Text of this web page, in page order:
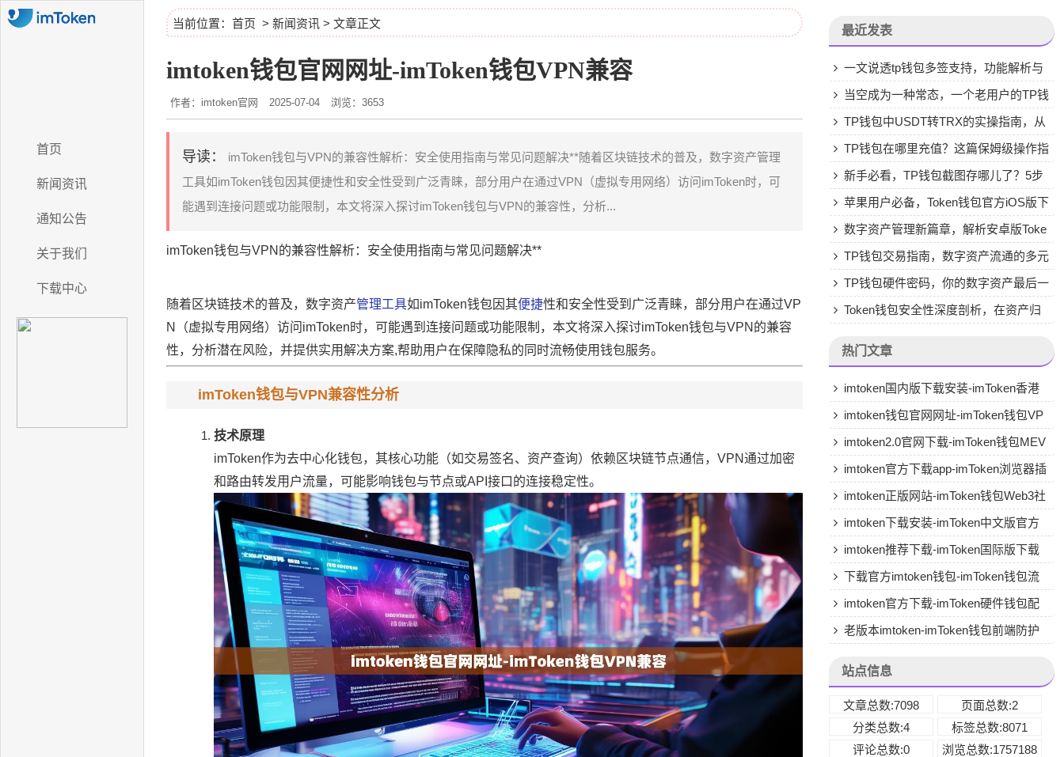
首页
新闻资讯
通知公告
关于我们
下载中心
当前位置： 首页 > 新闻资讯 > 文章正文
imtoken钱包官网网址-imToken钱包VPN兼容
作者：imtoken官网 2025-07-04 浏览：3653
导读：
imToken钱包与VPN的兼容性解析：安全使用指南与常见问题解决**随着区块链技术的普及，数字资产管理
工具如imToken钱包因其便捷性和安全性受到广泛青睐，部分用户在通过VPN（虚拟专用网络）访问imToken时，可
能遇到连接问题或功能限制，本文将深入探讨imToken钱包与VPN的兼容性，分析...
imToken钱包与VPN的兼容性解析：安全使用指南与常见问题解决**
随着区块链技术的普及，数字资产管理工具如imToken钱包因其便捷性和安全性受到广泛青睐，部分用户在通过VP
N（虚拟专用网络）访问imToken时，可能遇到连接问题或功能限制，本文将深入探讨imToken钱包与VPN的兼容
性，分析潜在风险，并提供实用解决方案,帮助用户在保障隐私的同时流畅使用钱包服务。
imToken钱包与VPN兼容性分析
技术原理
imToken作为去中心化钱包，其核心功能（如交易签名、资产查询）依赖区块链节点通信，VPN通过加密
和路由转发用户流量，可能影响钱包与节点或API接口的连接稳定性。
最近发表
一文说透tp钱包多签支持，功能解析与
使用权指南
当空成为一种常态，一个老用户的TP钱
包告别手记
TP钱包中USDT转TRX的实操指南，从
兑换到规避损耗的底层逻辑
TP钱包在哪里充值？这篇保姆级操作指
南帮你轻松搞定链上资产
新手必看，TP钱包截图存哪儿了？5步
教你精准锁定不被坑
苹果用户必备，Token钱包官方iOS版下
载指南与安全使用心得
数字资产管理新篇章，解析安卓版Toke
n钱包的安全下载与使用逻辑
TP钱包交易指南，数字资产流通的多元
路径TP钱包硬件密码，你的数字资产最后一
道物理防线怎么用？
Token钱包安全性深度剖析，在资产归
热门文章
imtoken国内版下载安装-imToken香港
版专用下载
imtoken钱包官网网址-imToken钱包VP
N兼容
imtoken2.0官网下载-imToken钱包MEV
保护imtoken官方下载app-imToken浏览器插
件版imtoken正版网站-imToken钱包Web3社
交imtoken下载安装-imToken中文版官方
下载imtoken推荐下载-imToken国际版下载
下载官方imtoken钱包-imToken钱包流
动性挖矿
imtoken官方下载-imToken硬件钱包配
套APP
老版本imtoken-imToken钱包前端防护
站点信息
文章总数:7098
页面总数:2
分类总数:4
标签总数:8071
评论总数:0
浏览总数:1757188